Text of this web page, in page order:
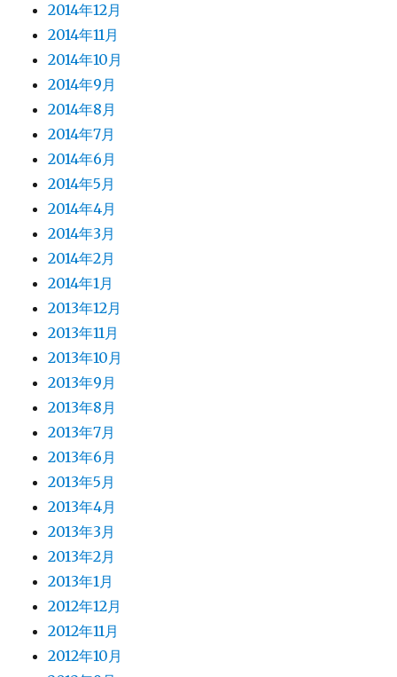
2014年12月
2014年11月
2014年10月
2014年9月
2014年8月
2014年7月
2014年6月
2014年5月
2014年4月
2014年3月
2014年2月
2014年1月
2013年12月
2013年11月
2013年10月
2013年9月
2013年8月
2013年7月
2013年6月
2013年5月
2013年4月
2013年3月
2013年2月
2013年1月
2012年12月
2012年11月
2012年10月